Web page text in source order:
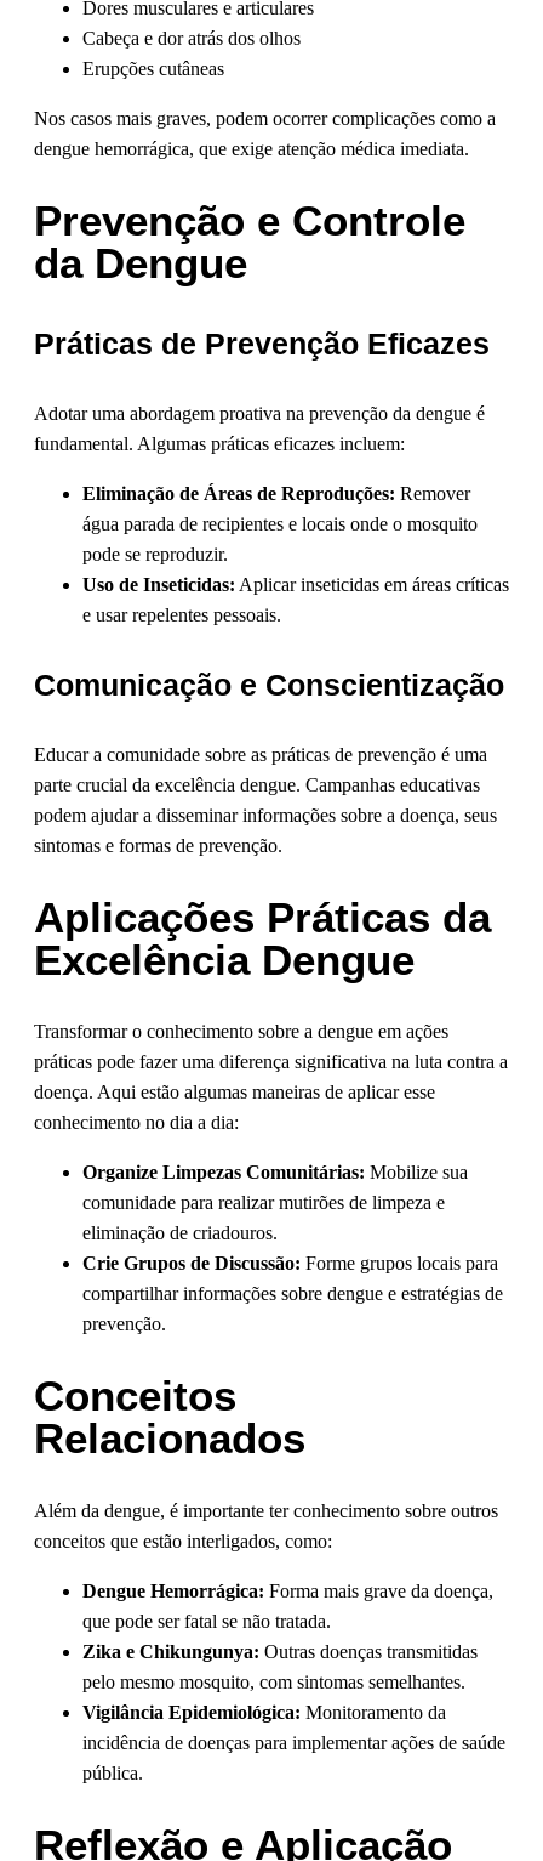
Dores musculares e articulares
Cabeça e dor atrás dos olhos
Erupções cutâneas
Nos casos mais graves, podem ocorrer complicações como a
dengue hemorrágica, que exige atenção médica imediata.
Prevenção e Controle
da Dengue
Práticas de Prevenção Eficazes
Adotar uma abordagem proativa na prevenção da dengue é
fundamental. Algumas práticas eficazes incluem:
Eliminação de Áreas de Reproduções: Remover
água parada de recipientes e locais onde o mosquito
pode se reproduzir.
Uso de Inseticidas: Aplicar inseticidas em áreas críticas
e usar repelentes pessoais.
Comunicação e Conscientização
Educar a comunidade sobre as práticas de prevenção é uma
parte crucial da excelência dengue. Campanhas educativas
podem ajudar a disseminar informações sobre a doença, seus
sintomas e formas de prevenção.
Aplicações Práticas da
Excelência Dengue
Transformar o conhecimento sobre a dengue em ações
práticas pode fazer uma diferença significativa na luta contra a
doença. Aqui estão algumas maneiras de aplicar esse
conhecimento no dia a dia:
Organize Limpezas Comunitárias: Mobilize sua
comunidade para realizar mutirões de limpeza e
eliminação de criadouros.
Crie Grupos de Discussão: Forme grupos locais para
compartilhar informações sobre dengue e estratégias de
prevenção.
Conceitos
Relacionados
Além da dengue, é importante ter conhecimento sobre outros
conceitos que estão interligados, como:
Dengue Hemorrágica: Forma mais grave da doença,
que pode ser fatal se não tratada.
Zika e Chikungunya: Outras doenças transmitidas
pelo mesmo mosquito, com sintomas semelhantes.
Vigilância Epidemiológica: Monitoramento da
incidência de doenças para implementar ações de saúde
pública.
Reflexão e Aplicação